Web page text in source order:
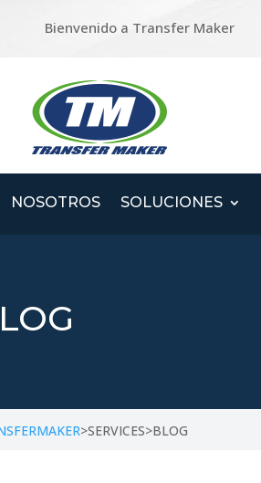
Bienvenido a Transfer Maker
NOSOTROS SOLUCIONES
>SERVICES>BLOG